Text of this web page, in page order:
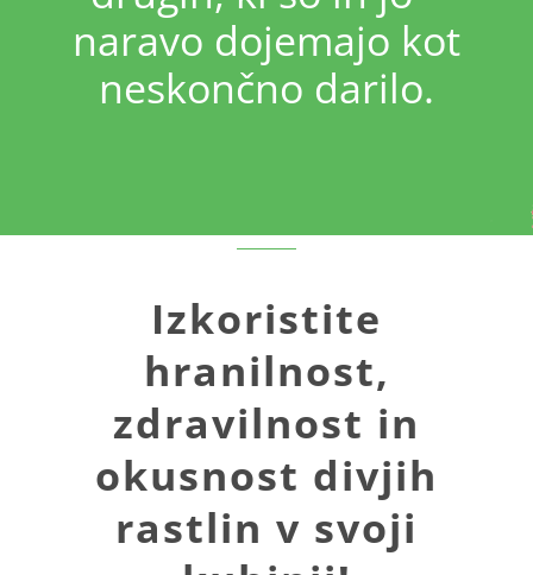
naravo dojemajo kot
neskončno darilo.
Izkoristite
hranilnost,
zdravilnost in
okusnost divjih
rastlin v svoji